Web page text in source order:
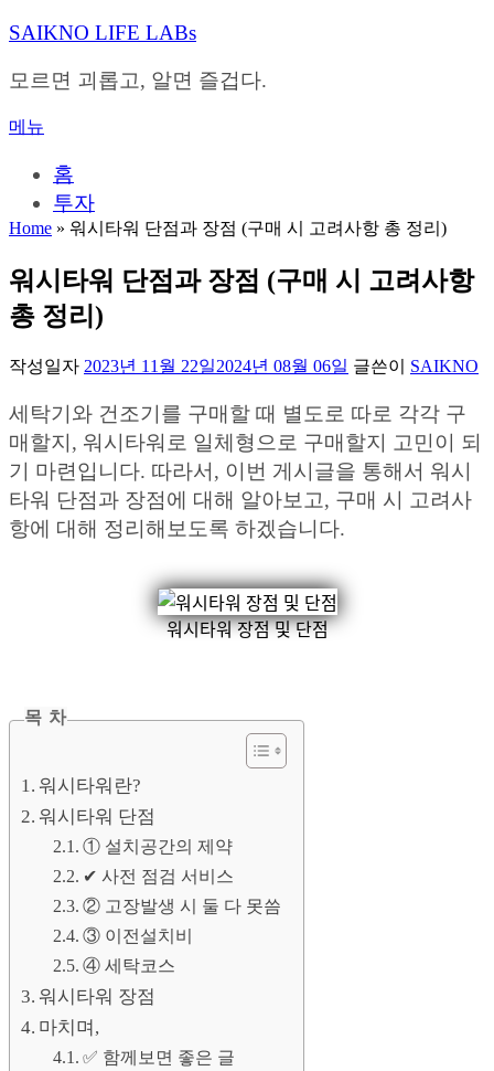
내
으
바
SAIKNO LIFE LABs
모르면 괴롭고, 알면 즐겁다.
메뉴
홈
투자
Home » 워시타워 단점과 장점 (구매 시 고려사항 총 정리)
워시타워 단점과 장점 (구매 시 고려사항
총 정리)
작성일자 2023년 11월 22일2024년 08월 06일 글쓴이 SAIKNO
세탁기와 건조기를 구매할 때 별도로 따로 각각 구
매할지, 워시타워로 일체형으로 구매할지 고민이 되
기 마련입니다. 따라서, 이번 게시글을 통해서 워시
타워 단점과 장점에 대해 알아보고, 구매 시 고려사
항에 대해 정리해보도록 하겠습니다.
워시타워 장점 및 단점
목 차
워시타워란?
워시타워 단점
① 설치공간의 제약
✔︎ 사전 점검 서비스
② 고장발생 시 둘 다 못씀
③ 이전설치비
④ 세탁코스
워시타워 장점
마치며,
✅ 함께보면 좋은 글